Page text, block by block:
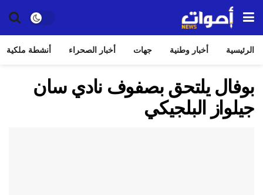
الرئيسية أخبار وطنية جهات أخبار الصحراء أنشطة ملكية
بوفال يلتحق بصفوف نادي سان
جيلواز البلجيكي